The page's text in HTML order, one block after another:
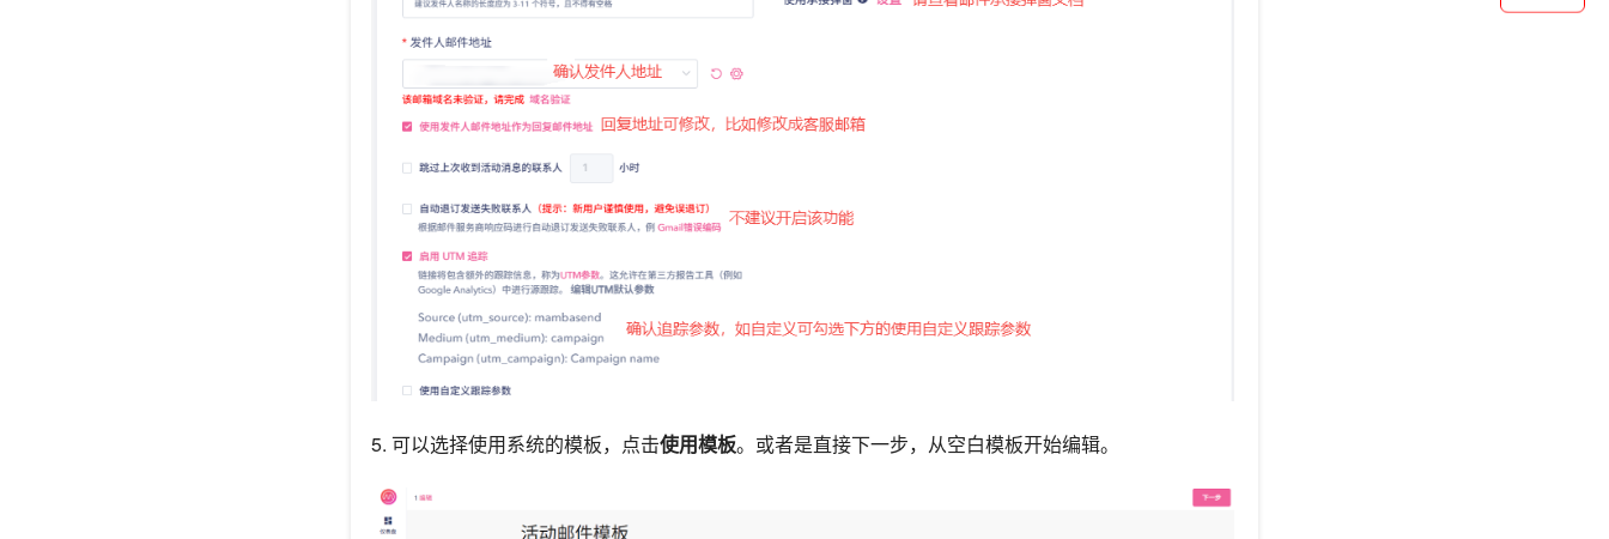
5. 可以选择使用系统的模板，点击使用模板。或者是直接下一步，从空白模板开始编辑。